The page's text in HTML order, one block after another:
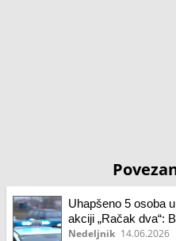
Uhapšeno 5 osoba
akciji „Račak dva“:
policije
Nedeljnik 14.06.2026